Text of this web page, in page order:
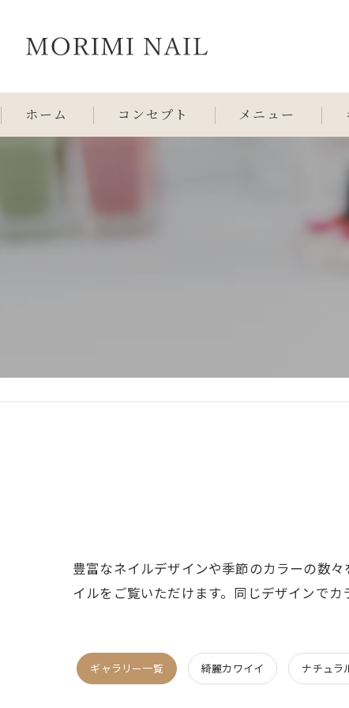
ホーム コンセプト メニュー
豊富なネイルデザインや季節のカラーの数
イルをご覧いただけます。同じデザインで
ギャラリー一覧 綺麗カワイイ ナチュラ